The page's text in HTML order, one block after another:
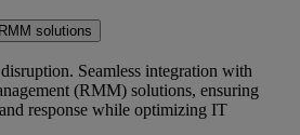
solutions
Seamless integration with
(RMM) solutions, ensuring
response while optimizing IT